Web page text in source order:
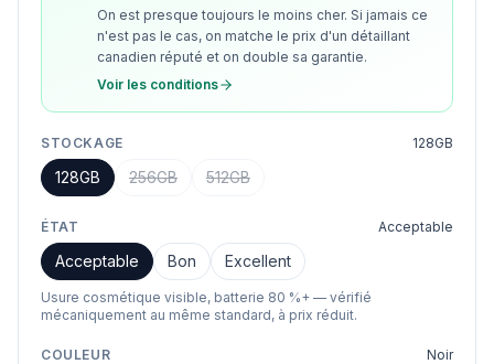
On est presque toujours le moins cher. Si jamais ce
n'est pas le cas, on matche le prix d'un détaillant
canadien réputé et on double sa garantie.
Voir les conditions
STOCKAGE 128GB
128GB 256GB 512GB
ÉTAT Acceptable
Acceptable Bon Excellent
Usure cosmétique visible, batterie 80 %+ — vérifié
mécaniquement au même standard, à prix réduit.
COULEUR Noir